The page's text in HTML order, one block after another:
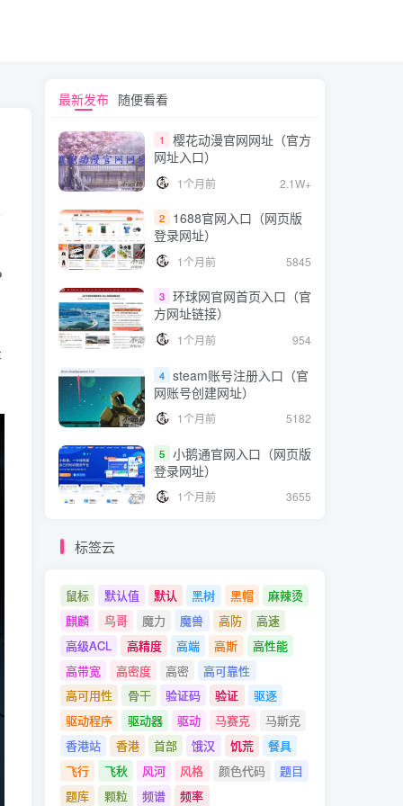
最新发布 随便看看
1
樱花动漫官网网址（官方
网址入口）
1个月前 2.1W+
2
1688官网入口（网页版
登录网址）
1个月前 5845
3 环球网官网首页入口（官
方网址链接）
1个月前 954
4 steam账号注册入口（官
网账号创建网址）
1个月前 5182
5 小鹅通官网入口（网页版
登录网址）
1个月前 3655
标签云
鼠标 默认值 默认 黑树 黑帽
麻辣烫
麒麟
鸟哥 魔力 魔兽 高防
高速
高级ACL
高精度 高端 高斯
高性能
高带宽
高密度 高密
高可靠性
高可用性
骨干 验证码 验证
驱逐
驱动程序
驱动器 驱动 马赛克
马斯克
香港站
香港 首部 饿汉 饥荒
餐具
飞行
飞秋 风河 风格 颜色代码
题目
题库
颗粒 频谱 频率